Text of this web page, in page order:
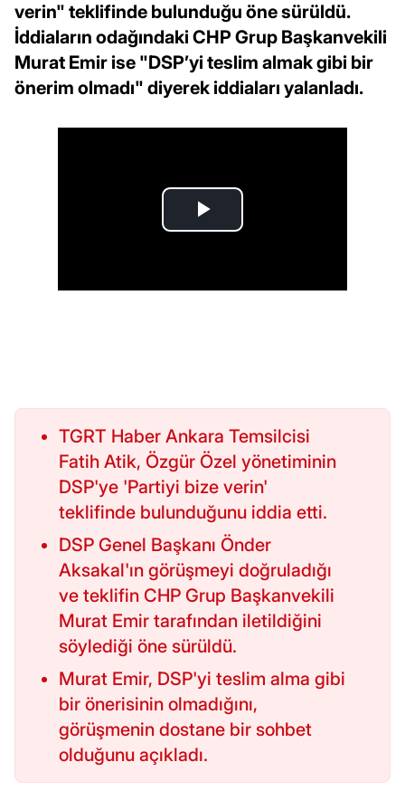
verin" teklifinde bulunduğu öne sürüldü.
İddiaların odağındaki CHP Grup Başkanvekili
Murat Emir ise "DSP’yi teslim almak gibi bir
önerim olmadı" diyerek iddiaları yalanladı.
TGRT Haber Ankara Temsilcisi
Fatih Atik, Özgür Özel yönetiminin
DSP'ye 'Partiyi bize verin'
teklifinde bulunduğunu iddia etti.
DSP Genel Başkanı Önder
Aksakal'ın görüşmeyi doğruladığı
ve teklifin CHP Grup Başkanvekili
Murat Emir tarafından iletildiğini
söylediği öne sürüldü.
Murat Emir, DSP'yi teslim alma gibi
bir önerisinin olmadığını,
görüşmenin dostane bir sohbet
olduğunu açıkladı.